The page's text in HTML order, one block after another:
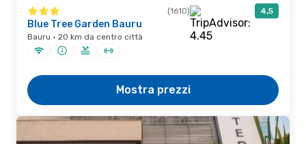
(1610) 4,5
Blue Tree Garden Bauru
Bauru · 20 km da centro città
Mostra prezzi